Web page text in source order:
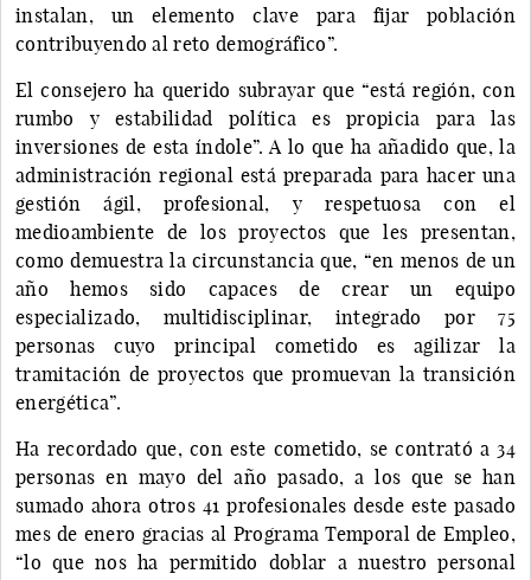
instalan, un elemento clave para fijar población
contribuyendo al reto demográfico”.
El consejero ha querido subrayar que “está región, con
rumbo y estabilidad política es propicia para las
inversiones de esta índole”. A lo que ha añadido que, la
administración regional está preparada para hacer una
gestión ágil, profesional, y respetuosa con el
medioambiente de los proyectos que les presentan,
como demuestra la circunstancia que, “en menos de un
año hemos sido capaces de crear un equipo
especializado, multidisciplinar, integrado por 75
personas cuyo principal cometido es agilizar la
tramitación de proyectos que promuevan la transición
energética”.
Ha recordado que, con este cometido, se contrató a 34
personas en mayo del año pasado, a los que se han
sumado ahora otros 41 profesionales desde este pasado
mes de enero gracias al Programa Temporal de Empleo,
“lo que nos ha permitido doblar a nuestro personal